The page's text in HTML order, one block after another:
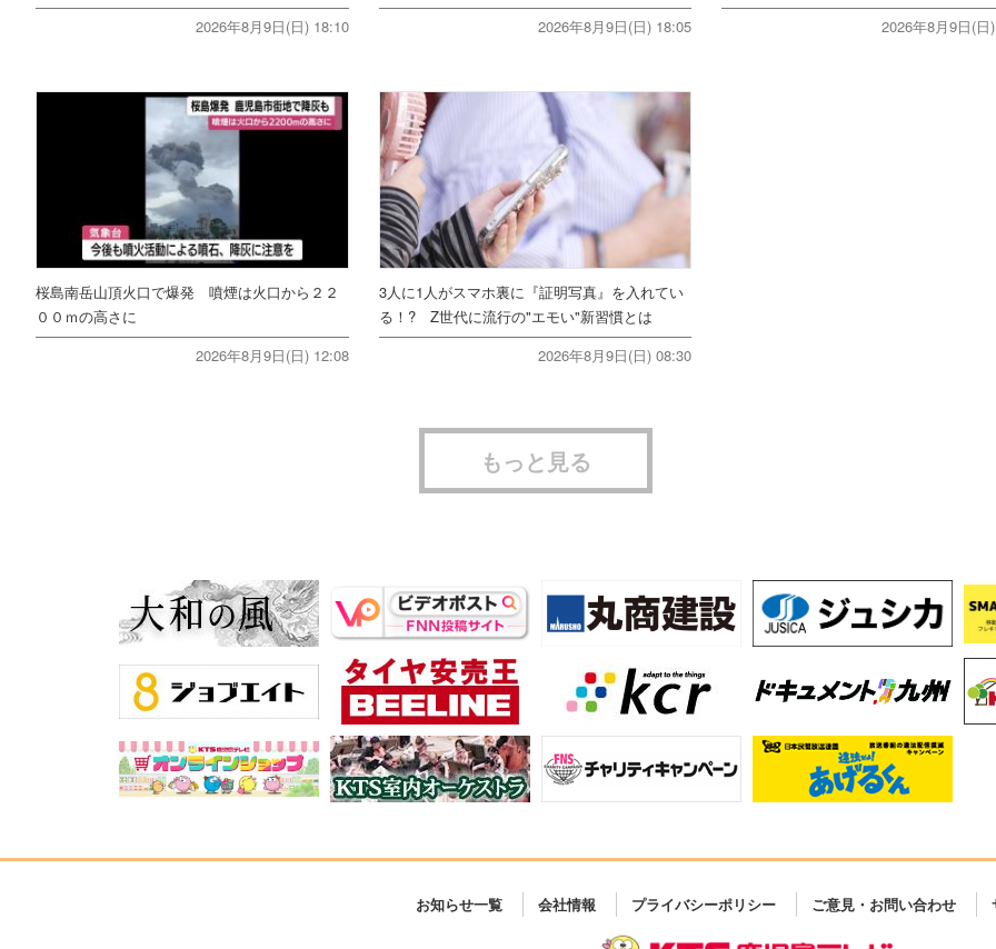
2026年8月9日(日) 18:10
2026年8月9日(日) 18:05
2026年8月9日(日
桜島南岳山頂火口で爆発 噴煙は火口から２２
００ｍの高さに
2026年8月9日(日) 12:08
3人に1人がスマホ裏に『証明写真』を入れてい
る！? Z世代に流行の"エモい"新習慣とは
2026年8月9日(日) 08:30
もっと見る
お知らせ一覧 会社情報 プライバシーポリシー ご意見・お問い合わせ